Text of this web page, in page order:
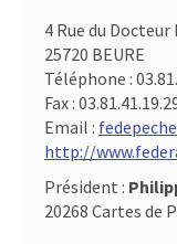
4 Rue du Docteur
25720 BEURE
Téléphone :
Fax :
Email :
http://
Président :
20268 Cartes de